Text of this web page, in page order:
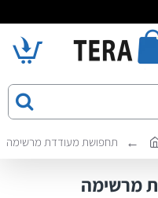
תחפושת מעודדת מרשימה
מרשימה